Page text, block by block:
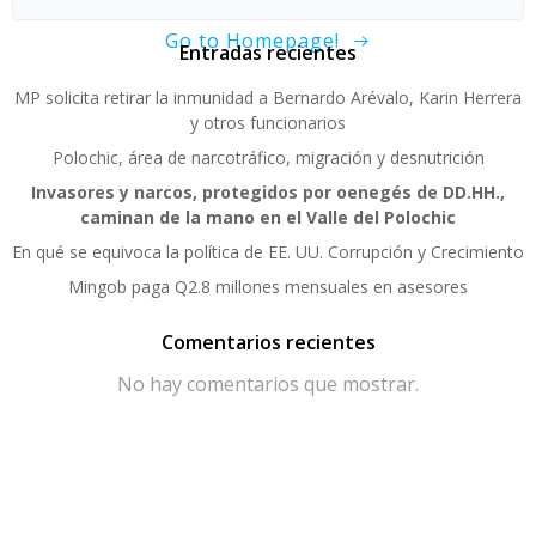
Go to Homepage!
Entradas recientes
MP solicita retirar la inmunidad a Bernardo Arévalo, Karin Herrera
y otros funcionarios
Polochic, área de narcotráfico, migración y desnutrición
Invasores y narcos, protegidos por oenegés de DD.HH.,
caminan de la mano en el Valle del Polochic
En qué se equivoca la política de EE. UU. Corrupción y Crecimiento
Mingob paga Q2.8 millones mensuales en asesores
Comentarios recientes
No hay comentarios que mostrar.